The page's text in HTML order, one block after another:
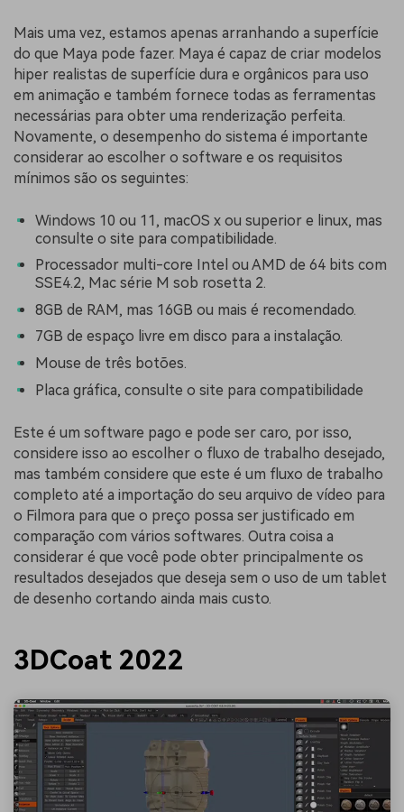
Mais uma vez, estamos apenas arranhando a superfície
do que Maya pode fazer. Maya é capaz de criar modelos
hiper realistas de superfície dura e orgânicos para uso
em animação e também fornece todas as ferramentas
necessárias para obter uma renderização perfeita.
Novamente, o desempenho do sistema é importante
considerar ao escolher o software e os requisitos
mínimos são os seguintes:
Windows 10 ou 11, macOS x ou superior e linux, mas
consulte o site para compatibilidade.
Processador multi-core Intel ou AMD de 64 bits com
SSE4.2, Mac série M sob rosetta 2.
8GB de RAM, mas 16GB ou mais é recomendado.
7GB de espaço livre em disco para a instalação.
Mouse de três botões.
Placa gráfica, consulte o site para compatibilidade
Este é um software pago e pode ser caro, por isso,
considere isso ao escolher o fluxo de trabalho desejado,
mas também considere que este é um fluxo de trabalho
completo até a importação do seu arquivo de vídeo para
o Filmora para que o preço possa ser justificado em
comparação com vários softwares. Outra coisa a
considerar é que você pode obter principalmente os
resultados desejados que deseja sem o uso de um tablet
de desenho cortando ainda mais custo.
3DCoat 2022